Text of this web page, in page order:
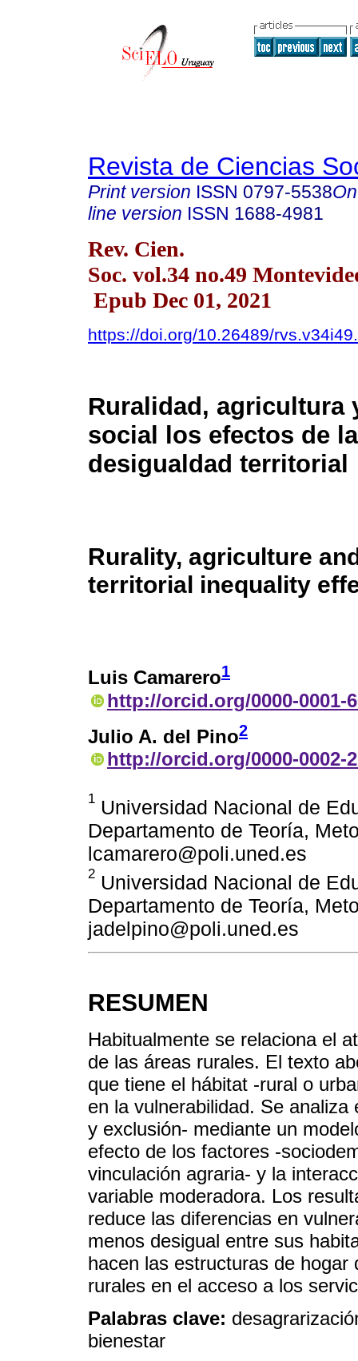
Revista de Ciencias
Print version ISSN 0797-5538
line version ISSN 1688-4981
Rev. Cien.
Soc. vol.34 no.49
Epub Dec 01, 2021
https://doi.org/10.26489/
Ruralidad, agricultura
social los efectos de la
desigualdad territorial
Rurality, agriculture
territorial inequality
Luis Camarero1
http://orcid.org/0000-0001-
Julio A. del Pino2
http://orcid.org/0000-0002-
1 Universidad Nacional de
Departamento de Teoría,
lcamarero@poli.uned.es
2 Universidad Nacional de
Departamento de Teoría,
jadelpino@poli.uned.es
RESUMEN
Habitualmente se relaciona el
de las áreas rurales. El texto
que tiene el hábitat -rural o
en la vulnerabilidad. Se
y exclusión- mediante un
efecto de los factores -
vinculación agraria- y la
variable moderadora. Los
reduce las diferencias en
menos desigual entre sus
hacen las estructuras de
rurales en el acceso a los
Palabras clave:
bienestar